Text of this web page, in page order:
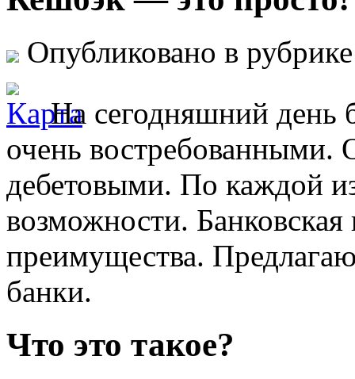
Опубликовано в
На сегодняшний день
очень
дебетовыми. По каждой
возможности.
преимущества.
банки.
Что это такое?